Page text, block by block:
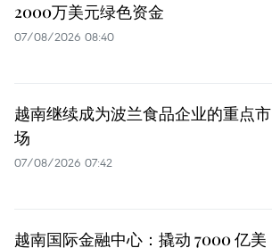
2000万美元绿色资金
07/08/2026 08:40
越南继续成为波兰食品企业的重点市
场
07/08/2026 07:42
越南国际金融中心：撬动 7000 亿美